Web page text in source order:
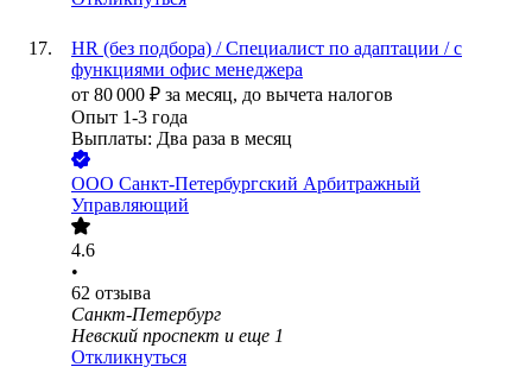
HR (без подбора) / Специалист по адаптации / c
функциями офис менеджера
от 80 000 ₽ за месяц, до вычета налогов
Опыт 1-3 года
Выплаты: Два раза в месяц
ООО Санкт-Петербургский Арбитражный
Управляющий
4.6
•
62 отзыва
Санкт-Петербург
Невский проспект и еще 1
Откликнуться